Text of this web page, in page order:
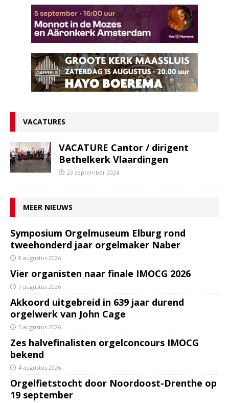
VACATURES
VACATURE Cantor / dirigent
Bethelkerk Vlaardingen
23 september 2024
MEER NIEUWS
Symposium Orgelmuseum Elburg rond
tweehonderd jaar orgelmaker Naber
8 augustus 2026
Vier organisten naar finale IMOCG 2026
7 augustus 2026
Akkoord uitgebreid in 639 jaar durend
orgelwerk van John Cage
5 augustus 2026
Zes halvefinalisten orgelconcours IMOCG
bekend
4 augustus 2026
Orgelfietstocht door Noordoost-Drenthe op
19 september